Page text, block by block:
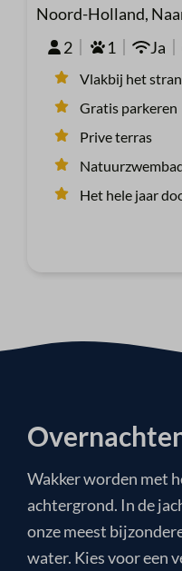
Noord-Holland,
2
1 Ja
Vlakbij het
Gratis parkeren
Prive terras
Het hele jaar
Wakker worden met
achtergrond. In de
onze meest
water. Kies voor een